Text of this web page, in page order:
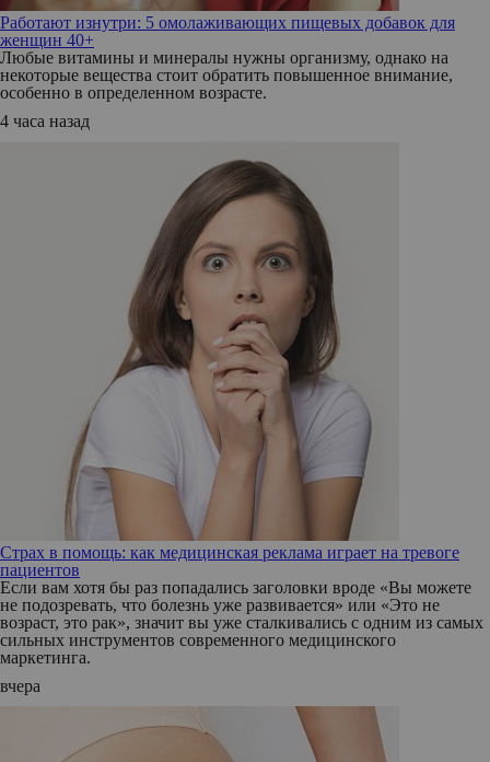
Работают изнутри: 5 омолаживающих пищевых добавок для
женщин 40+
Любые витамины и минералы нужны организму, однако на
некоторые вещества стоит обратить повышенное внимание,
особенно в определенном возрасте.
4 часа назад
Страх в помощь: как медицинская реклама играет на тревоге
пациентов
Если вам хотя бы раз попадались заголовки вроде «Вы можете
не подозревать, что болезнь уже развивается» или «Это не
возраст, это рак», значит вы уже сталкивались с одним из самых
сильных инструментов современного медицинского
маркетинга.
вчера